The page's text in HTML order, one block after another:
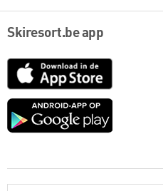
Skiresort.be app
App
Google